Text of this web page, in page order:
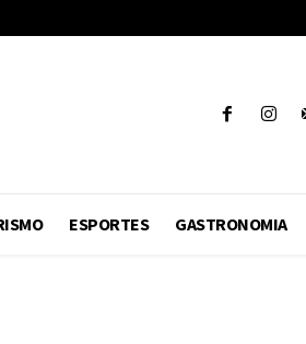
ESPORTES GASTRONOMIA